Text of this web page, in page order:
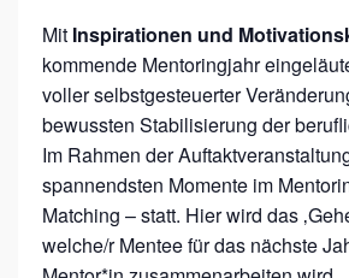
E
R
A
N
S
T
A
Mit Inspirationen und
kommende Mentoringjahr
voller selbstgesteuerter
bewussten Stabilisierung der
Im Rahmen der
spannendsten Momente im
Matching – statt. Hier wird das
welche/r Mentee für das nächste